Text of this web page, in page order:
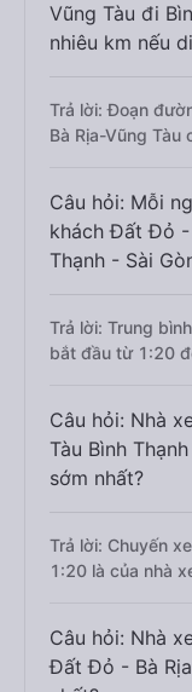
Vũng Tàu đi
nhiêu km nếu
Trả lời: Đoạn
Bà Rịa-Vũng
Câu hỏi: Mỗi
khách Đất Đỏ -
Thạnh - Sài
Trả lời: Trung
bắt đầu từ 1:20
Câu hỏi: Nhà
Tàu Bình
sớm nhất?
Trả lời: Chuyến
1:20 là của nhà
Câu hỏi: Nhà
Đất Đỏ - Bà